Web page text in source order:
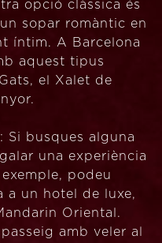
opció clàssica és
sopar romàntic en
íntim. A Barcelona
aquest tipus
el Xalet de
: Si busques alguna
una experiència
podeu
a un hotel de luxe,
Oriental.
amb veler al